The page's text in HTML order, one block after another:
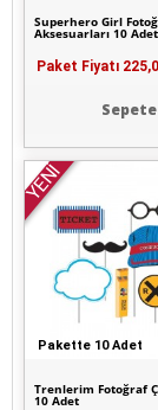
Superhero Girl
Aksesuarları 10 Adet
Paket Fiyatı
Pakette 10 Adet
YENİ
Trenlerim Fotoğraf
10 Adet